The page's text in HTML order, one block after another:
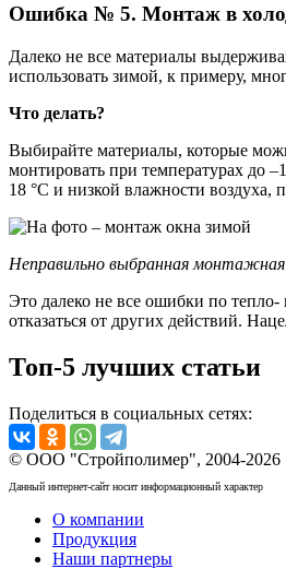
Ошибка № 5. Монтаж в
Далеко не все материалы
использовать зимой, к примеру,
Что делать?
Выбирайте материалы, которые
монтировать при температурах до
18 °С и низкой влажности воздуха,
Неправильно выбранная
Это далеко не все ошибки по
отказаться от других действий.
Топ-5 лучших статьи
Поделиться в социальных сетях:
© ООО "Стройполимер", 2004-2026
Данный интернет-сайт носит информационный характер
О компании
Продукция
Наши партнеры